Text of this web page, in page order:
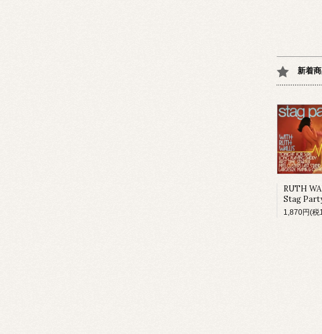
新着
RUTH
Stag
1,870円(税